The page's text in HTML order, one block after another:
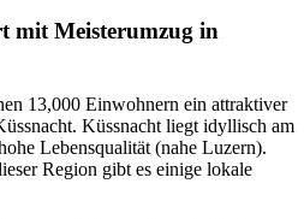
mit Meisterumzug in
13,000 Einwohnern ein attraktiver
Küssnacht liegt idyllisch am
Lebensqualität (nahe Luzern).
Region gibt es einige lokale